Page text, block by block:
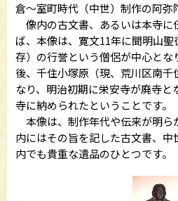
倉～室町時代（中世）制作の阿弥
像内の古文書、あるいは本寺に
ば、本像は、寛文11年に聞明山
存）の行誉という僧侶が中心とな
後、千住小塚原（現、荒川区南千
なり、明治初期に栄安寺が廃寺
寺に納められたということです。
本像は、制作年代や伝来が明ら
内にはその旨を記した古文書、中
内でも貴重な遺品のひとつです。